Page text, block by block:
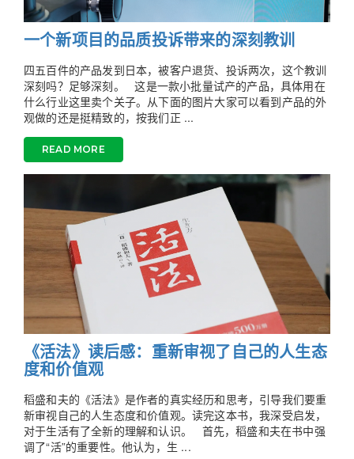
一个新项目的品质投诉带来的深刻教训
四五百件的产品发到日本，被客户退货、投诉两次，这个教训
深刻吗？足够深刻。 这是一款小批量试产的产品，具体用在
什么行业这里卖个关子。从下面的图片大家可以看到产品的外
观做的还是挺精致的，按我们正 ...
READ MORE
《活法》读后感：重新审视了自己的人生态
度和价值观
稻盛和夫的《活法》是作者的真实经历和思考，引导我们要重
新审视自己的人生态度和价值观。读完这本书，我深受启发，
对于生活有了全新的理解和认识。 首先，稻盛和夫在书中强
调了“活”的重要性。他认为，生 ...